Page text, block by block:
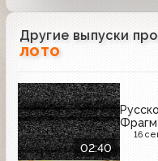
Другие выпуски
лото
02:40
16